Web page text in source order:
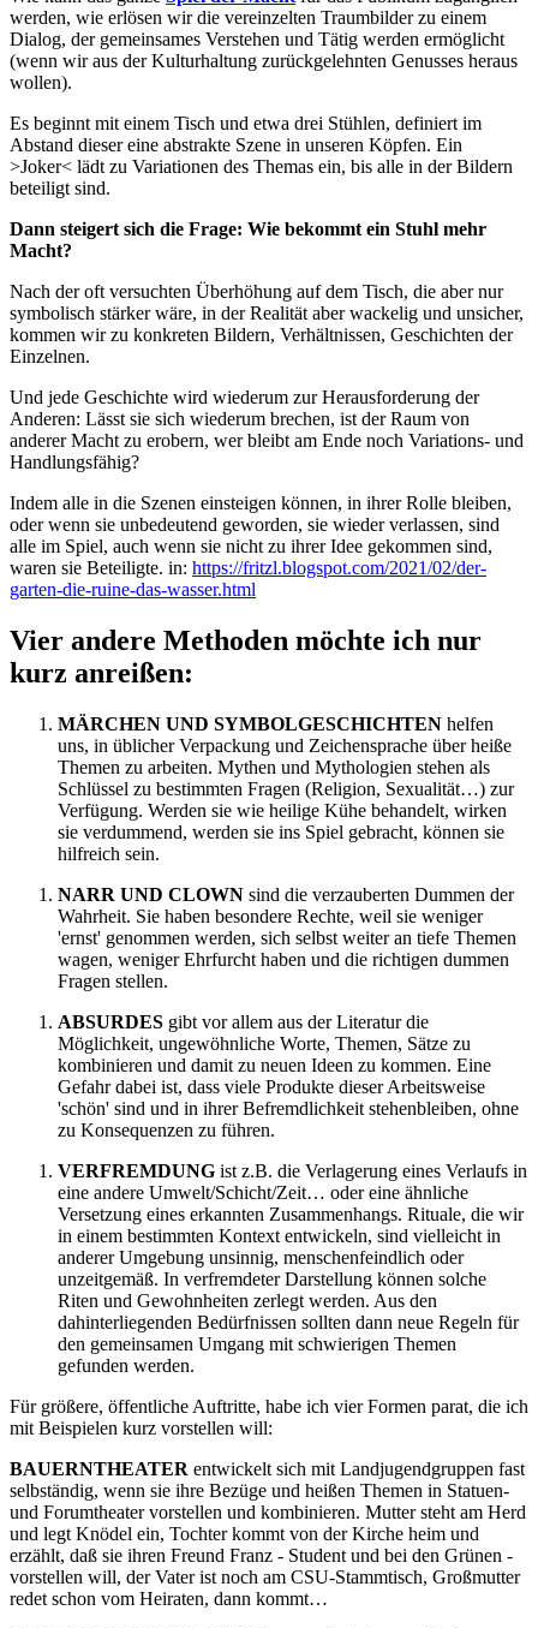
werden, wie erlösen wir die vereinzelten Traumbilder zu einem
Dialog, der gemeinsames Verstehen und Tätig werden ermöglicht
(wenn wir aus der Kulturhaltung zurückgelehnten Genusses heraus
wollen).
Es beginnt mit einem Tisch und etwa drei Stühlen, definiert im
Abstand dieser eine abstrakte Szene in unseren Köpfen. Ein
>Joker< lädt zu Variationen des Themas ein, bis alle in der Bildern
beteiligt sind.
Dann steigert sich die Frage: Wie bekommt ein Stuhl mehr
Macht?
Nach der oft versuchten Überhöhung auf dem Tisch, die aber nur
symbolisch stärker wäre, in der Realität aber wackelig und unsicher,
kommen wir zu konkreten Bildern, Verhältnissen, Geschichten der
Einzelnen.
Und jede Geschichte wird wiederum zur Herausforderung der
Anderen: Lässt sie sich wiederum brechen, ist der Raum von
anderer Macht zu erobern, wer bleibt am Ende noch Variations- und
Handlungsfähig?
Indem alle in die Szenen einsteigen können, in ihrer Rolle bleiben,
oder wenn sie unbedeutend geworden, sie wieder verlassen, sind
alle im Spiel, auch wenn sie nicht zu ihrer Idee gekommen sind,
waren sie Beteiligte. in: https://fritzl.blogspot.com/2021/02/der-
garten-die-ruine-das-wasser.html
Vier andere Methoden möchte ich nur
kurz anreißen:
MÄRCHEN UND SYMBOLGESCHICHTEN helfen
uns, in üblicher Verpackung und Zeichensprache über heiße
Themen zu arbeiten. Mythen und Mythologien stehen als
Schlüssel zu bestimmten Fragen (Religion, Sexualität…) zur
Verfügung. Werden sie wie heilige Kühe behandelt, wirken
sie verdummend, werden sie ins Spiel gebracht, können sie
hilfreich sein.
NARR UND CLOWN sind die verzauberten Dummen der
Wahrheit. Sie haben besondere Rechte, weil sie weniger
'ernst' genommen werden, sich selbst weiter an tiefe Themen
wagen, weniger Ehrfurcht haben und die richtigen dummen
Fragen stellen.
ABSURDES gibt vor allem aus der Literatur die
Möglichkeit, ungewöhnliche Worte, Themen, Sätze zu
kombinieren und damit zu neuen Ideen zu kommen. Eine
Gefahr dabei ist, dass viele Produkte dieser Arbeitsweise
'schön' sind und in ihrer Befremdlichkeit stehenbleiben, ohne
zu Konsequenzen zu führen.
VERFREMDUNG ist z.B. die Verlagerung eines Verlaufs in
eine andere Umwelt/Schicht/Zeit… oder eine ähnliche
Versetzung eines erkannten Zusammenhangs. Rituale, die wir
in einem bestimmten Kontext entwickeln, sind vielleicht in
anderer Umgebung unsinnig, menschenfeindlich oder
unzeitgemäß. In verfremdeter Darstellung können solche
Riten und Gewohnheiten zerlegt werden. Aus den
dahinterliegenden Bedürfnissen sollten dann neue Regeln für
den gemeinsamen Umgang mit schwierigen Themen
gefunden werden.
Für größere, öffentliche Auftritte, habe ich vier Formen parat, die ich
mit Beispielen kurz vorstellen will:
BAUERNTHEATER entwickelt sich mit Landjugendgruppen fast
selbständig, wenn sie ihre Bezüge und heißen Themen in Statuen-
und Forumtheater vorstellen und kombinieren. Mutter steht am Herd
und legt Knödel ein, Tochter kommt von der Kirche heim und
erzählt, daß sie ihren Freund Franz - Student und bei den Grünen -
vorstellen will, der Vater ist noch am CSU-Stammtisch, Großmutter
redet schon vom Heiraten, dann kommt…